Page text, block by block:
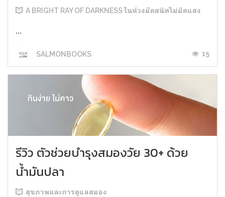
A BRIGHT RAY OF DARKNESS ในห้วงมืดสนิทไม่มิดแสง
...
SALMONBOOKS 15
รีวิว ตัวช่วยบำรุงสมองวัย 30+ ด้วย
น้ำมันปลา
สุขภาพและการดูแลสมอง